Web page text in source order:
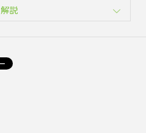
解説